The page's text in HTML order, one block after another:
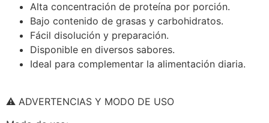
Alta concentración de proteína por porción.
Bajo contenido de grasas y carbohidratos.
Fácil disolución y preparación.
Disponible en diversos sabores.
Ideal para complementar la alimentación diaria.
⚠️ ADVERTENCIAS Y MODO DE USO